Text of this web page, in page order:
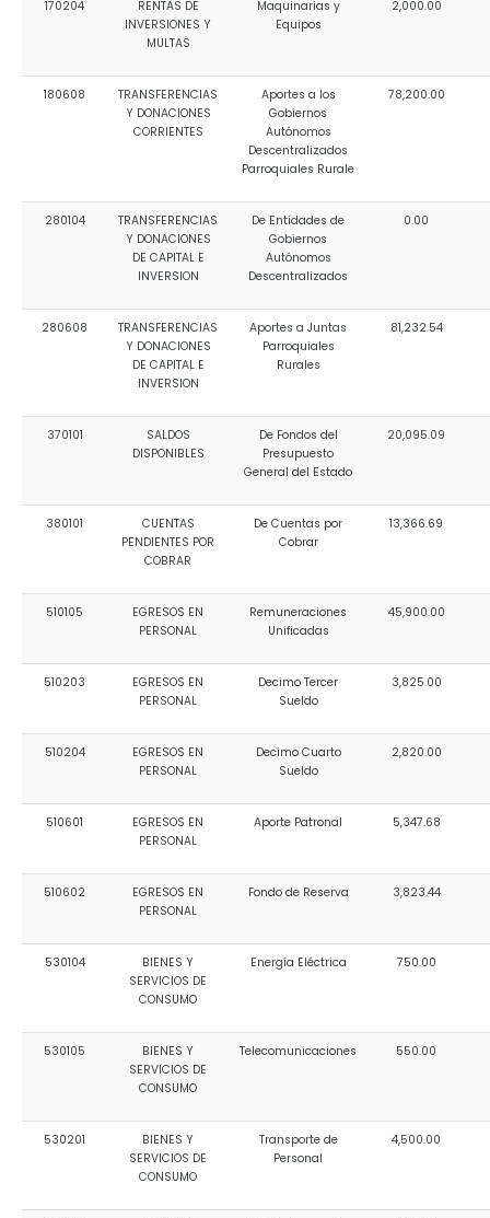
Convocatorias
Plan de desarrollo y Ordenamiento Territorial -
Plan Anual Contratación - PAC
Convenios Institucionales
PRESUPUESTO: EJECUCIÓN Y REPORTES
Cédulas presupuestarias y balances
Procesos de contratación
Ejecución Presupuestaria
Obras y proyectos
170204
RENTAS DE
INVERSIONES Y
MULTAS
Maquinarias y
Equipos
2,000.00
180608
TRANSFERENCIAS
Y DONACIONES
CORRIENTES
Aportes a los
Gobiernos
Autónomos
Descentralizados
Parroquiales Rurale
78,200.00
280104
TRANSFERENCIAS
Y DONACIONES
DE CAPITAL E
INVERSION
De Entidades de
Gobiernos
Autónomos
Descentralizados
0.00
280608
TRANSFERENCIAS
Y DONACIONES
DE CAPITAL E
INVERSION
Aportes a Juntas
Parroquiales
Rurales
81,232.54
370101
SALDOS
DISPONIBLES
De Fondos del
Presupuesto
General del Estado
20,095.09
380101
CUENTAS
PENDIENTES POR
COBRAR
De Cuentas por
Cobrar
13,366.69
510105
EGRESOS EN
PERSONAL
Remuneraciones
Unificadas
45,900.00
510203
EGRESOS EN
PERSONAL
Decimo Tercer
Sueldo
3,825.00
510204
EGRESOS EN
PERSONAL
Decimo Cuarto
Sueldo
2,820.00
510601
EGRESOS EN
PERSONAL
Aporte Patronal 5,347.68
510602
EGRESOS EN
PERSONAL
Fondo de Reserva 3,823.44
530104
BIENES Y
SERVICIOS DE
CONSUMO
Energía Eléctrica 750.00
530105
BIENES Y
SERVICIOS DE
CONSUMO
Telecomunicaciones 550.00
530201
BIENES Y
SERVICIOS DE
CONSUMO
Transporte de
Personal
4,500.00